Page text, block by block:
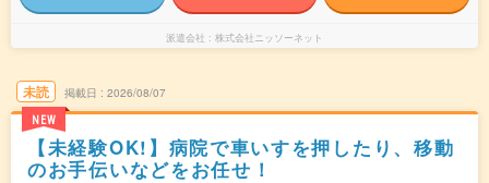
派遣会社 株式会社ニッソーネット
未読
NEW
掲載日 2026/08/07
【未経験OK!】病院で車いすを押したり、移動
のお手伝いなどをお任せ！